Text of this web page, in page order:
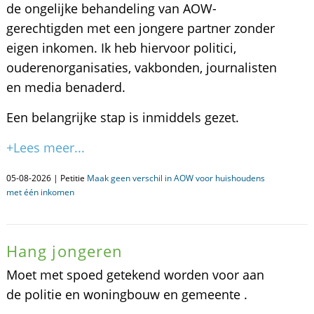
de ongelijke behandeling van AOW-
gerechtigden met een jongere partner zonder
eigen inkomen. Ik heb hiervoor politici,
ouderenorganisaties, vakbonden, journalisten
en media benaderd.
Een belangrijke stap is inmiddels gezet.
+Lees meer...
05-08-2026 | Petitie Maak geen verschil in AOW voor huishoudens
met één inkomen
Hang jongeren
Moet met spoed getekend worden voor aan
de politie en woningbouw en gemeente .